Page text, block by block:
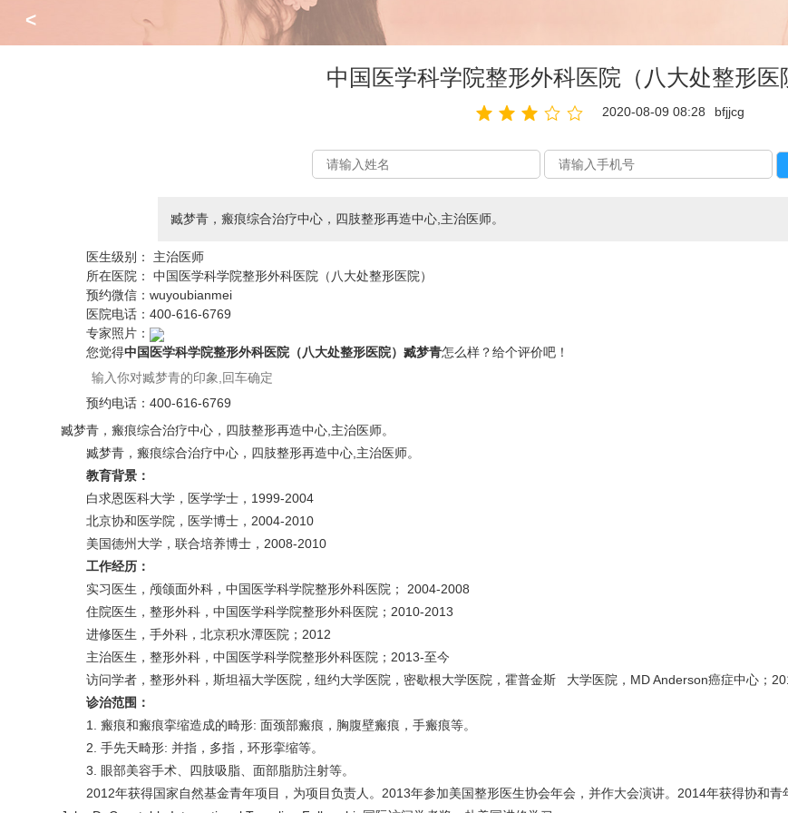
<
中国医学科学院整形外科医院（八大处整形医
2020-08-09 08:28 bfjjcg
臧梦青，瘢痕综合治疗中心，四肢整形再造中心,主治医师。
医生级别：
主治医师
所在医院：
中国医学科学院整形外科医院（八大处整形医院）
预约微信：wuyoubianmei
医院电话：400-616-6769
专家照片：
您觉得中国医学科学院整形外科医院（八大处整形医院）臧梦青怎么样？给个评价吧！
预约电话：400-616-6769
臧梦青，瘢痕综合治疗中心，四肢整形再造中心,主治医师。
臧梦青，瘢痕综合治疗中心，四肢整形再造中心,主治医师。
教育背景：
白求恩医科大学，医学学士，1999-2004
北京协和医学院，医学博士，2004-2010
美国德州大学，联合培养博士，2008-2010
工作经历：
实习医生，颅颌面外科，中国医学科学院整形外科医院； 2004-2008
住院医生，整形外科，中国医学科学院整形外科医院；2010-2013
进修医生，手外科，北京积水潭医院；2012
主治医生，整形外科，中国医学科学院整形外科医院；2013-至今
访问学者，整形外科，斯坦福大学医院，纽约大学医院，密歇根大学医院，霍普金斯 大学医院，MD Anderson癌症中心；
诊治范围：
1. 瘢痕和瘢痕挛缩造成的畸形: 面颈部瘢痕，胸腹壁瘢痕，手瘢痕等。
2. 手先天畸形: 并指，多指，环形挛缩等。
3. 眼部美容手术、四肢吸脂、面部脂肪注射等。
2012年获得国家自然基金青年项目，为项目负责人。2013年参加美国整形医生协会年会，并作大会演讲。2014年获得协和